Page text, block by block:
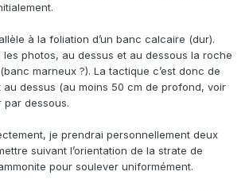
à la foliation d’un banc calcaire (dur).
les photos, au dessus et au dessous la roche
marneux ?). La tactique c’est donc de
dessus (au moins 50 cm de profond, voir
par dessous.
je prendrai personnellement deux
suivant l’orientation de la strate de
pour soulever uniformément.